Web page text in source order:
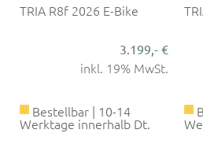
TRIA R8f 2026 E-Bike
3.199,- €
inkl. 19% MwSt.
Bestellbar | 10-14
Werktage innerhalb Dt.